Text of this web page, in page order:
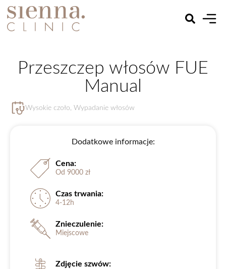
Przeszczep włosów FUE
Manual
Wysokie czoło Wypadanie włosów
Dodatkowe informacje:
Cena:
Od 9000 zł
Czas trwania:
4-12h
Znieczulenie:
Miejscowe
Zdjęcie szwów: